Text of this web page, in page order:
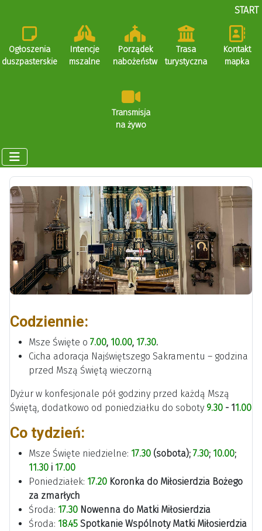
Ogłoszenia
duszpasterskie
Intencje
mszalne
Porządek
nabożeństw
Trasa
turystyczna
Kontakt
mapka
Transmisja
na żywo
START
Codziennie:
Msze Święte o 7.00, 10.00, 17.30.
Cicha adoracja Najświętszego Sakramentu – godzina
przed Mszą Świętą wieczorną
Dyżur w konfesjonale pół godziny przed każdą Mszą
Świętą, dodatkowo od poniedziałku do soboty 9.30 - 1 1.00
Co tydzień:
Msze Święte niedzielne: 17.30 (sobota); 7.30; 10.00;
11.30 i 17.00
Poniedziałek: 17.20 Koronka do Miłosierdzia Bożego
za zmarłych
Środa: 17.30 Nowenna do Matki Miłosierdzia
Środa: 18.45 Spotkanie Wspólnoty Matki Miłosierdzia